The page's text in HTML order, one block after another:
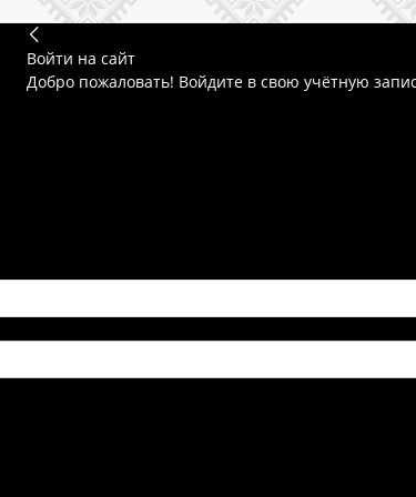
Войти на сайт
Добро пожаловать! Войдите в свою учётную